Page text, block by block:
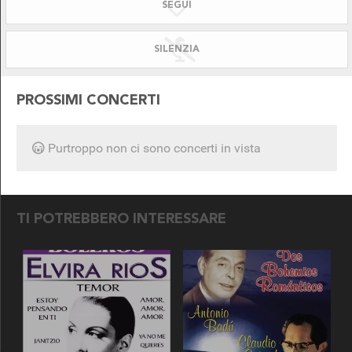
SEGUI
SILENZIA
PROSSIMI CONCERTI
Purtroppo non ci sono concerti in vista
TI POTREBBERO INTERESSARE
SEGUICI SU